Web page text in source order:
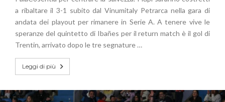
a ribaltare il 3-1 subito dal Vinumitaly Petrarca nella gara di
andata dei playout per rimanere in Serie A. A tenere vive le
speranze del quintetto di Ibañes per il return match è il gol di
Trentin, arrivato dopo le tre segnature …
Leggi di più